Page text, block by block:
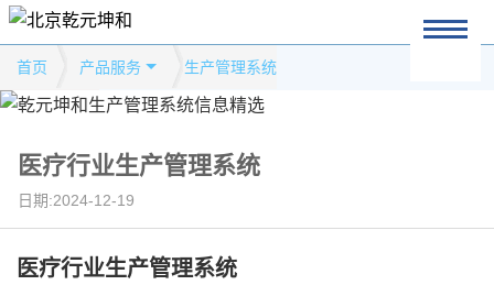
首页 产品服务 生产管理系统
医疗行业生产管理系统
日期:2024-12-19
医疗行业生产管理系统